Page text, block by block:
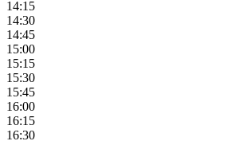
14:15
14:30
14:45
15:00
15:15
15:30
15:45
16:00
16:15
16:30